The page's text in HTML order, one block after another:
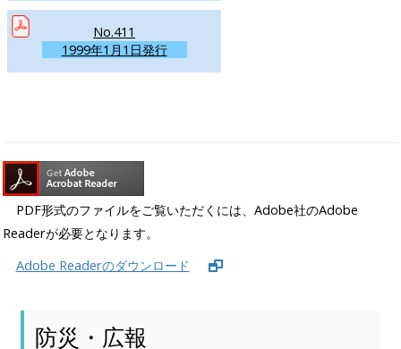
No.411
1999年1月1日発行
PDF形式のファイルをご覧いただくには、Adobe社のAdobe
Readerが必要となります。
Adobe Readerのダウンロード
防災・広報